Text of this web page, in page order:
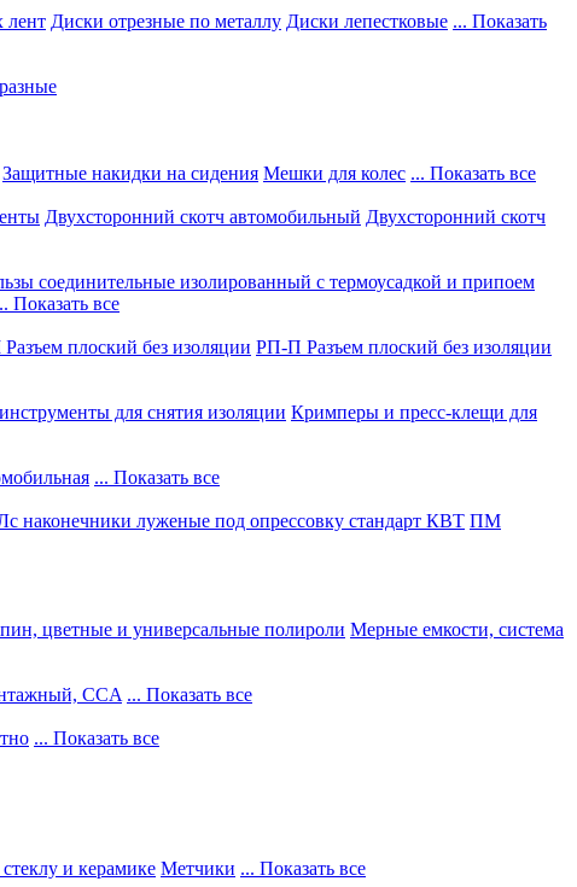
лент Диски отрезные по металлу Диски лепестковые ... Показать
Защитные накидки на сидения Мешки для колес ... Показать все
Двухсторонний скотч автомобильный Двухсторонний скотч
соединительные изолированный с термоусадкой и припоем
Показать все
плоский без изоляции РП-П Разъем плоский без изоляции
для снятия изоляции Кримперы и пресс-клещи для
... Показать все
наконечники луженые под опрессовку стандарт КВТ ПМ
цветные и универсальные полироли Мерные емкости, система
CCA ... Показать все
... Показать все
и керамике Метчики ... Показать все